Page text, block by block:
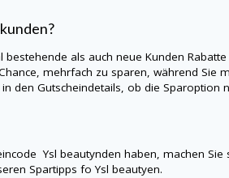
als auch neue Kunden Rabatte
mehrfach zu sparen, während Sie
den Gutscheindetails, ob die
Ysl beautynden haben, machen
Spartipps foYsl beautyen.